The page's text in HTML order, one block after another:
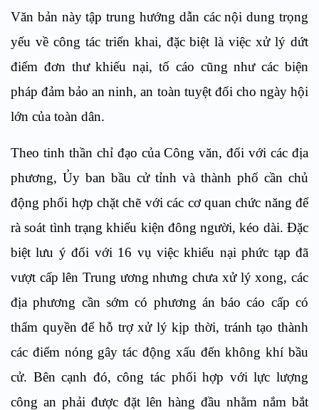
Văn bản này tập trung hướng dẫn các nội dung trọng
yếu về công tác triển khai, đặc biệt là việc xử lý dứt
điểm đơn thư khiếu nại, tố cáo cũng như các biện
pháp đảm bảo an ninh, an toàn tuyệt đối cho ngày hội
lớn của toàn dân.
Theo tinh thần chỉ đạo của Công văn, đối với các địa
phương, Ủy ban bầu cử tỉnh và thành phố cần chủ
động phối hợp chặt chẽ với các cơ quan chức năng để
rà soát tình trạng khiếu kiện đông người, kéo dài. Đặc
biệt lưu ý đối với 16 vụ việc khiếu nại phức tạp đã
vượt cấp lên Trung ương nhưng chưa xử lý xong, các
địa phương cần sớm có phương án báo cáo cấp có
thẩm quyền để hỗ trợ xử lý kịp thời, tránh tạo thành
các điểm nóng gây tác động xấu đến không khí bầu
cử. Bên cạnh đó, công tác phối hợp với lực lượng
công an phải được đặt lên hàng đầu nhằm nắm bắt